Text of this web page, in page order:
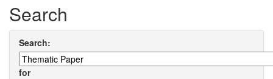
Search
Search:
for